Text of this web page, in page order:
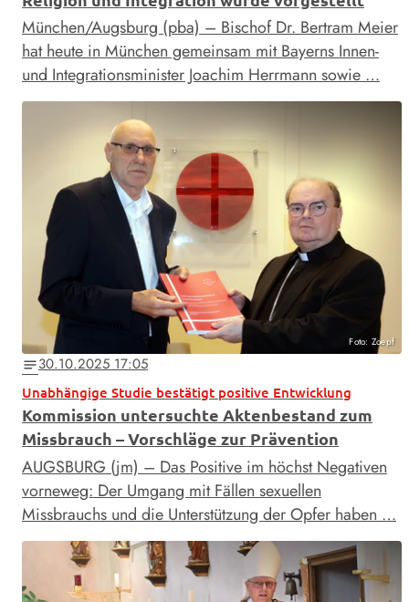
München/Augsburg (pba) – Bischof Dr. Bertram Meier
hat heute in München gemeinsam mit Bayerns Innen-
und Integrationsminister Joachim Herrmann sowie …
Foto: Zoepf
notes30.10.2025 17:05
Unabhängige Studie bestätigt positive Entwicklung
Kommission untersuchte Aktenbestand zum
Missbrauch – Vorschläge zur Prävention
AUGSBURG (jm) – Das Positive im höchst Negativen
vorneweg: Der Umgang mit Fällen sexuellen
Missbrauchs und die Unterstützung der Opfer haben …